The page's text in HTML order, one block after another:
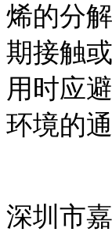
烯的分
期接触
用时应
环境的
深圳市